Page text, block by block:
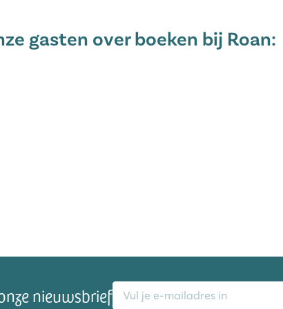
gasten over boeken bij Roan:
nieuwsbrief
E-mailadres